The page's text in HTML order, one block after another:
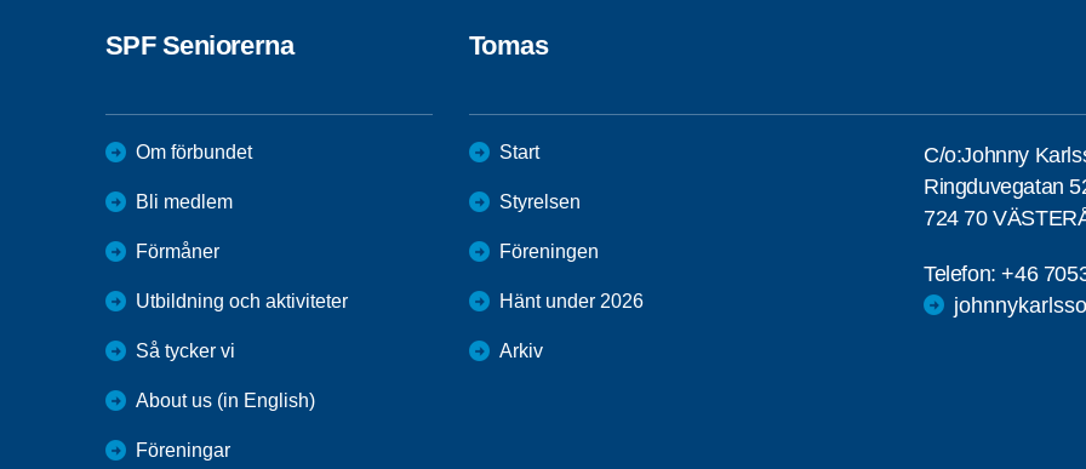
SPF Seniorerna
Om förbundet
Bli medlem
Förmåner
Utbildning och aktiviteter
Så tycker vi
About us (in English)
Föreningar
Tomas
Start
Styrelsen
Föreningen
Hänt under 2026
Arkiv
C/o:Johnny
Ringduvegatan
724 70
Telefon:+46